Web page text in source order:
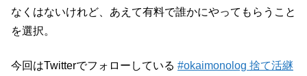
なくはないけれど、あえて有料で誰かにやってもらうこと
を選択。
今回はTwitterでフォローしている #okaimonolog 捨て活継